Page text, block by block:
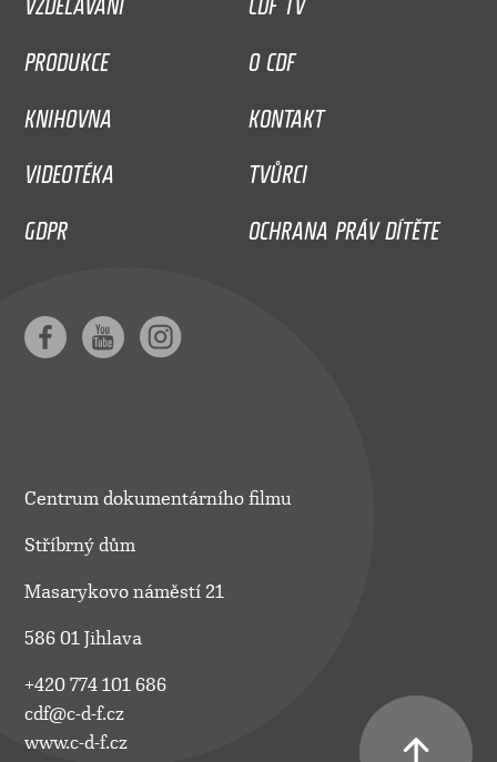
PRODUKCE
O CDF
KNIHOVNA
KONTAKT
VIDEOTÉKA
TVŮRCI
GDPR
OCHRANA PRÁV DÍTĚTE
Centrum dokumentárního filmu
Stříbrný dům
Masarykovo náměstí 21
586 01 Jihlava
+420 774 101 686
cdf@c-d-f.cz
www.c-d-f.cz